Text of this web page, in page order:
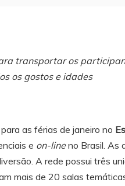
transportar os
os gostos e idades
as férias de janeiro no
e on-lineno Brasil. As
A rede possui três
mais de 20 salas